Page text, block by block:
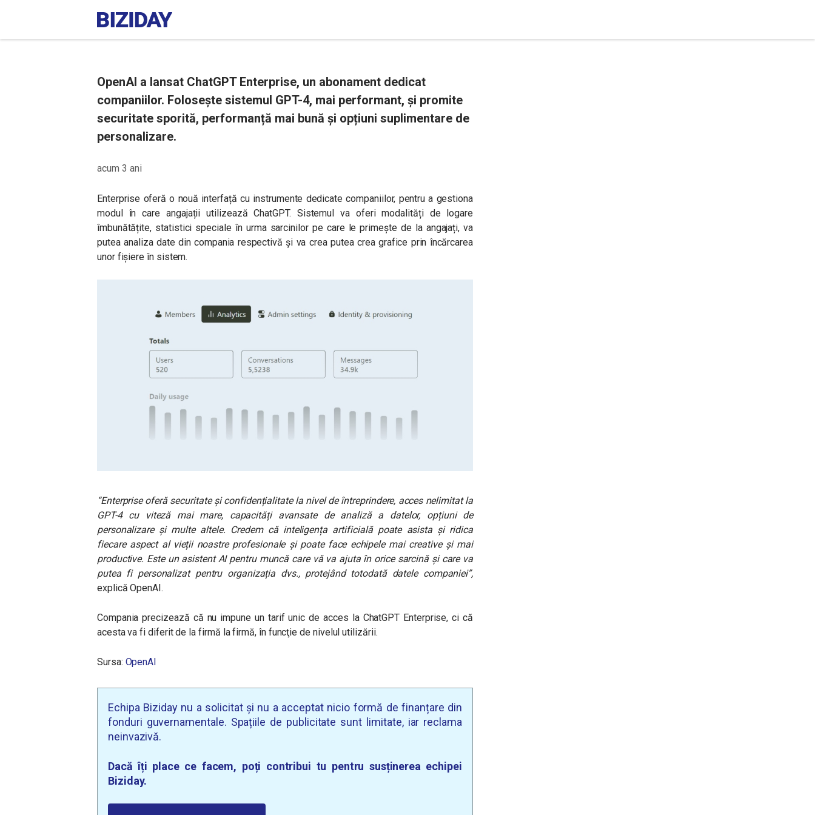
OpenAI a lansat ChatGPT Enterprise, un abonament dedicat
companiilor. Folosește sistemul GPT-4, mai performant, și promite
securitate sporită, performanță mai bună și opțiuni suplimentare de
personalizare.
acum 3 ani
Enterprise oferă o nouă interfață cu instrumente dedicate companiilor, pentru a gestiona
modul în care angajații utilizează ChatGPT. Sistemul va oferi modalități de logare
îmbunătățite, statistici speciale în urma sarcinilor pe care le primește de la angajați, va
putea analiza date din compania respectivă și va crea putea crea grafice prin încărcarea
unor fișiere în sistem.
“Enterprise oferă securitate și confidențialitate la nivel de întreprindere, acces nelimitat la
GPT-4 cu viteză mai mare, capacități avansate de analiză a datelor, opțiuni de
personalizare și multe altele. Credem că inteligența artificială poate asista și ridica
fiecare aspect al vieții noastre profesionale și poate face echipele mai creative și mai
productive. Este un asistent AI pentru muncă care vă va ajuta în orice sarcină și care va
putea fi personalizat pentru organizația dvs., protejând totodată datele companiei”,
explică OpenAI.
Compania precizează că nu impune un tarif unic de acces la ChatGPT Enterprise, ci că
acesta va fi diferit de la firmă la firmă, în funcţie de nivelul utilizării.
Sursa: OpenAI
Echipa Biziday nu a solicitat și nu a acceptat nicio formă de finanțare din
fonduri guvernamentale. Spațiile de publicitate sunt limitate, iar reclama
neinvazivă.
Dacă îți place ce facem, poți contribui tu pentru susținerea echipei
Biziday.